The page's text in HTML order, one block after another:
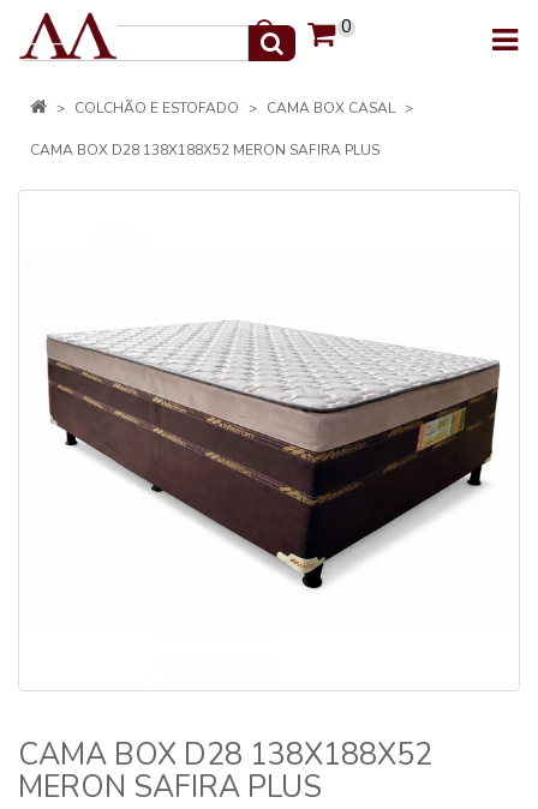
0
COLCHÃO E ESTOFADO CAMA BOX CASAL
CAMA BOX D28 138X188X52 MERON SAFIRA PLUS
CAMA BOX D28 138X188X52
MERON SAFIRA PLUS